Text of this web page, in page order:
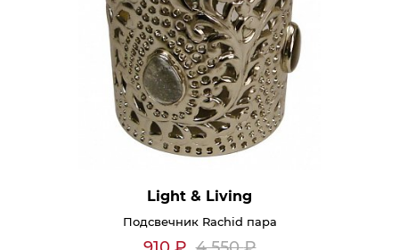
Light & Living
Подсвечник Rachid пара